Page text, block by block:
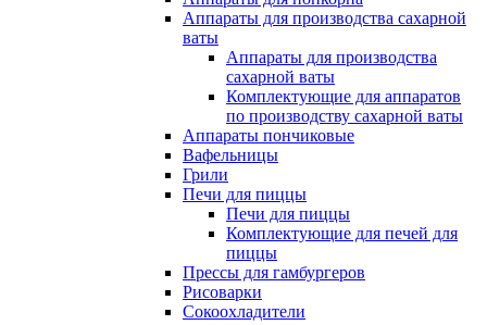
Аппараты для производства сахарной
ваты
Аппараты для производства
сахарной ваты
Комплектующие для аппаратов
по производству сахарной ваты
Аппараты пончиковые
Вафельницы
Грили
Печи для пиццы
Печи для пиццы
Комплектующие для печей для
пиццы
Прессы для гамбургеров
Рисоварки
Сокоохладители